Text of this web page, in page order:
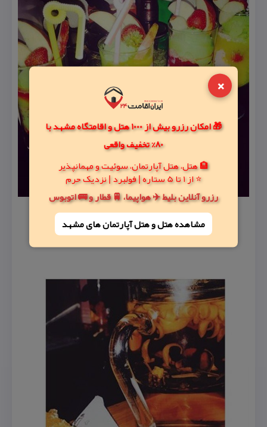
×
🎁 امکان رزرو بیش از 1000 هتل و اقامتگاه مشهد با
80% تخفیف واقعی
🏨 هتل، هتل آپارتمان، سوئیت و مهمانپذیر
⭐ از 1 تا 5 ستاره | فولبرد | نزدیک حرم
رزرو آنلاین بلیط ✈️ هواپیما، 🚆 قطار و 🚌 اتوبوس
مشاهده هتل و هتل‌ آپارتمان های مشهد